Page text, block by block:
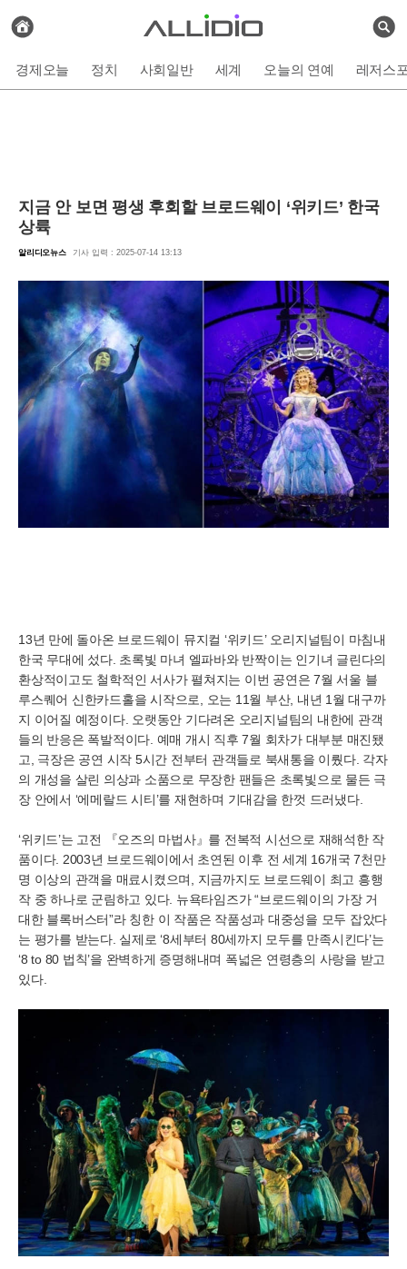
검
전
체
사
보
기
경제오늘 정치 사회일반 세계 오늘의 연예 레저스
지금 안 보면 평생 후회할 브로드웨이 ‘위키드’ 한국
상륙
알리디오뉴스 기사 입력 : 2025-07-14 13:13
13년 만에 돌아온 브로드웨이 뮤지컬 ‘위키드’ 오리지널팀이 마침내
한국 무대에 섰다. 초록빛 마녀 엘파바와 반짝이는 인기녀 글린다의
환상적이고도 철학적인 서사가 펼쳐지는 이번 공연은 7월 서울 블
루스퀘어 신한카드홀을 시작으로, 오는 11월 부산, 내년 1월 대구까
지 이어질 예정이다. 오랫동안 기다려온 오리지널팀의 내한에 관객
들의 반응은 폭발적이다. 예매 개시 직후 7월 회차가 대부분 매진됐
고, 극장은 공연 시작 5시간 전부터 관객들로 북새통을 이뤘다. 각자
의 개성을 살린 의상과 소품으로 무장한 팬들은 초록빛으로 물든 극
장 안에서 ‘에메랄드 시티’를 재현하며 기대감을 한껏 드러냈다.
‘위키드’는 고전 『오즈의 마법사』를 전복적 시선으로 재해석한 작
품이다. 2003년 브로드웨이에서 초연된 이후 전 세계 16개국 7천만
명 이상의 관객을 매료시켰으며, 지금까지도 브로드웨이 최고 흥행
작 중 하나로 군림하고 있다. 뉴욕타임즈가 “브로드웨이의 가장 거
대한 블록버스터”라 칭한 이 작품은 작품성과 대중성을 모두 잡았다
는 평가를 받는다. 실제로 ‘8세부터 80세까지 모두를 만족시킨다’는
‘8 to 80 법칙’을 완벽하게 증명해내며 폭넓은 연령층의 사랑을 받고
있다.